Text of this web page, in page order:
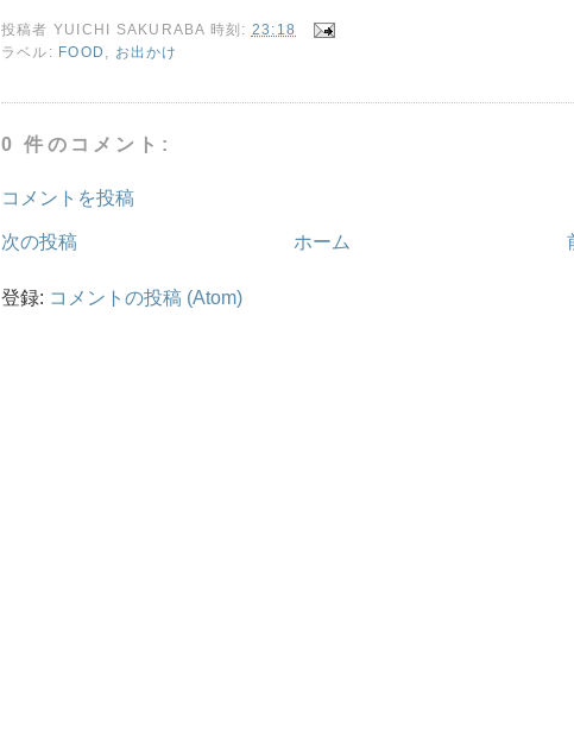
投稿者 YUICHI SAKURABA 時刻: 23:18
ラベル: FOOD お出かけ
0 件のコメント:
コメントを投稿
次の投稿 ホーム
登録: コメントの投稿 (Atom)